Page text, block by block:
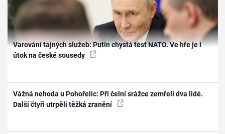
Varování tajných služeb: Putin chystá test NATO. Ve hře je i
útok na české sousedy
Vážná nehoda u Pohořelic: Při čelní srážce zemřeli dva lidé.
Další čtyři utrpěli těžká zranění